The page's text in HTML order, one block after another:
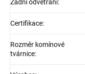
Zadní odvětrání:
Certifikace:
Rozměr komínové
tvárnice: